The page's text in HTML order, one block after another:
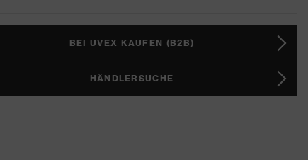
BEI UVEX KAUFEN (B2B)
HÄNDLERSUCHE